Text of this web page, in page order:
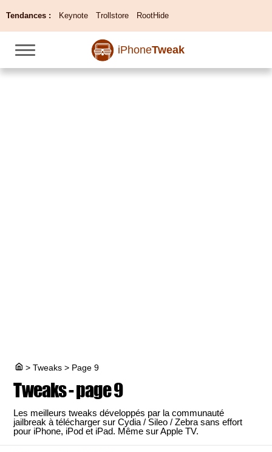
Tendances : Keynote Trollstore RootHide
iPhoneTweak
> Tweaks> Page 9
Tweaks - page 9
Les meilleurs tweaks développés par la communauté
jailbreak à télécharger sur Cydia / Sileo / Zebra sans effort
pour iPhone, iPod et iPad. Même sur Apple TV.